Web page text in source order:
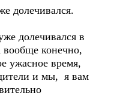
долечивался.
долечивался в
вообще конечно,
ужасное время,
и мы, я вам